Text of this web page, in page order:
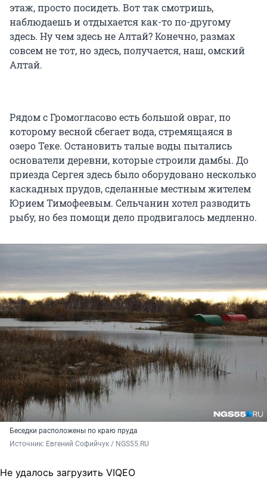
этаж, просто посидеть. Вот так смотришь,
наблюдаешь и отдыхается как-то по-другому
здесь. Ну чем здесь не Алтай? Конечно, размах
совсем не тот, но здесь, получается, наш, омский
Алтай.
Рядом с Громогласово есть большой овраг, по
которому весной сбегает вода, стремящаяся в
озеро Теке. Остановить талые воды пытались
основатели деревни, которые строили дамбы. До
приезда Сергея здесь было оборудовано несколько
каскадных прудов, сделанные местным жителем
Юрием Тимофеевым. Сельчанин хотел разводить
рыбу, но без помощи дело продвигалось медленно.
Беседки расположены по краю пруда
Источник: Евгений Софийчук / NGS55.RU
Не удалось загрузить VIQEO